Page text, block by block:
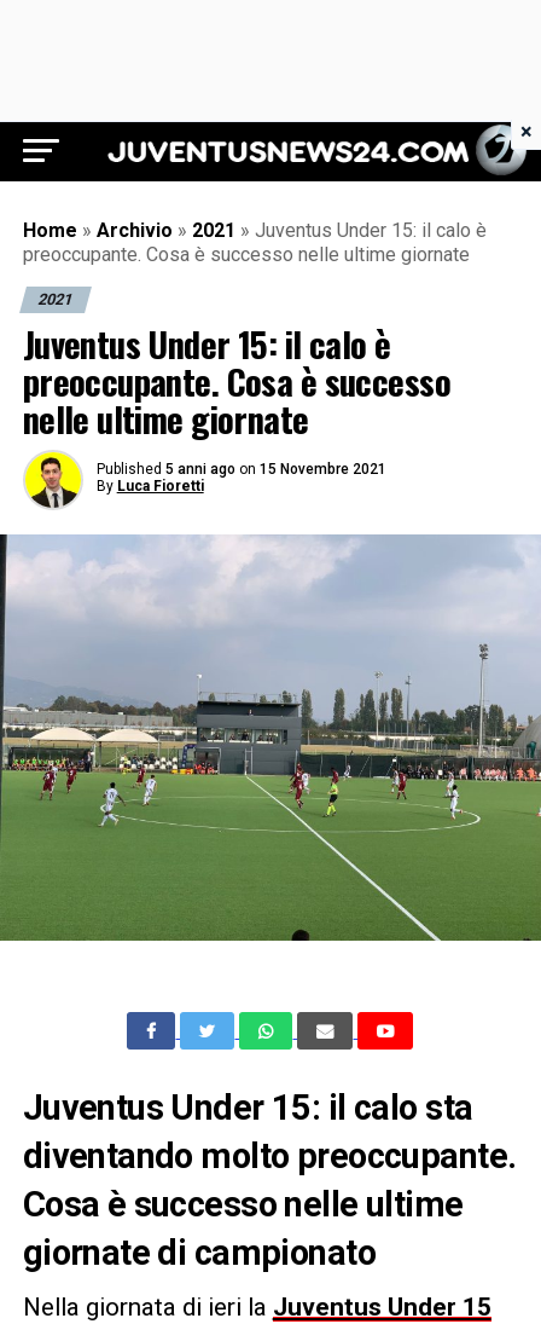
Juventus News 24
Home » Archivio » 2021 » Juventus Under 15: il calo è
preoccupante. Cosa è successo nelle ultime giornate
2021
Juventus Under 15: il calo è
preoccupante. Cosa è successo
nelle ultime giornate
Published 5 anni ago on 15 Novembre 2021
By Luca Fioretti
Juventus Under 15: il calo sta
diventando molto preoccupante.
Cosa è successo nelle ultime
giornate di campionato
Nella giornata di ieri la Juventus Under 15
×